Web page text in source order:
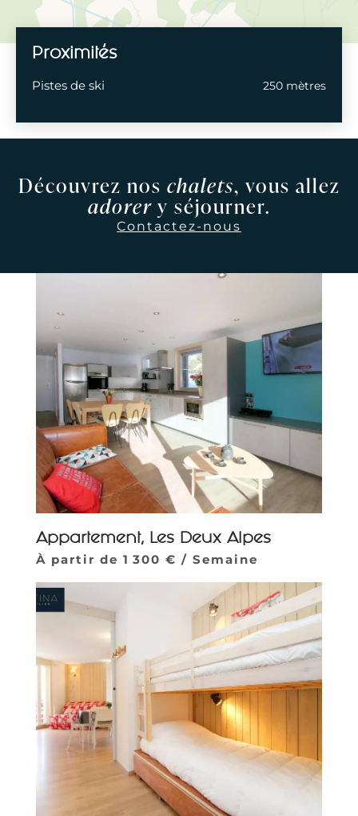
Proximités
Pistes de ski 250 mètres
Découvrez nos chalets, vous allez
adorery séjourner.
Contactez-nous
Appartement, Les Deux Alpes
À partir de 1 300 € / Semaine